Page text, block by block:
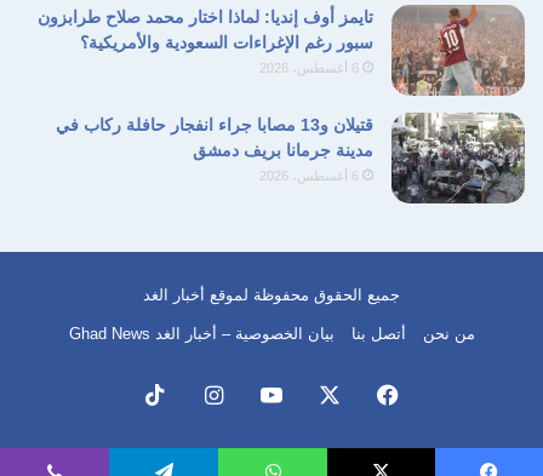
تايمز أوف إنديا: لماذا اختار محمد صلاح طرابزون
سبور رغم الإغراءات السعودية والأمريكية؟
6 أغسطس، 2026
قتيلان و13 مصابا جراء انفجار حافلة ركاب في
مدينة جرمانا بريف دمشق
6 أغسطس، 2026
جميع الحقوق محفوظة لموقع أخبار الغد
من نحن أتصل بنا بيان الخصوصية – أخبار الغد Ghad News
فيسبوك ‫YouTubeانستقرام